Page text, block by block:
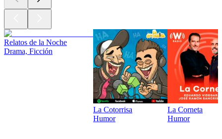
Relatos de la Noche
Drama, Ficción
La Cotorrisa
Humor
La Corneta
Humor